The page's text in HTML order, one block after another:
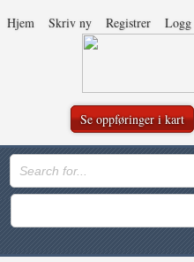
Hjem Skriv ny Registrer
Se oppføringer i kart